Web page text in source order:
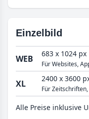
Einzelbild
WEB 683 x 1024
Für Websites,
XL 2400 x 3600
Für
Alle Preise inklusive